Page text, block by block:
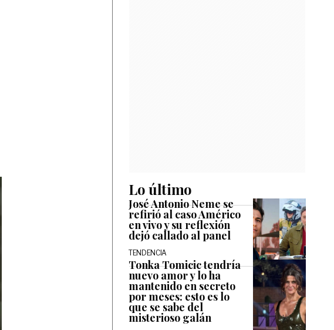
Lo último
José Antonio Neme se
refirió al caso Américo
en vivo y su reflexión
dejó callado al panel
TENDENCIA
Tonka Tomicic tendría
nuevo amor y lo ha
mantenido en secreto
por meses: esto es lo
que se sabe del
misterioso galán